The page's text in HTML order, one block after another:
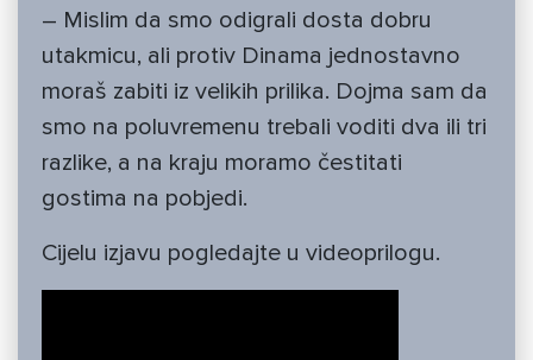
– Mislim da smo odigrali dosta dobru
utakmicu, ali protiv Dinama jednostavno
moraš zabiti iz velikih prilika. Dojma sam da
smo na poluvremenu trebali voditi dva ili tri
razlike, a na kraju moramo čestitati
gostima na pobjedi.
Cijelu izjavu pogledajte u videoprilogu.